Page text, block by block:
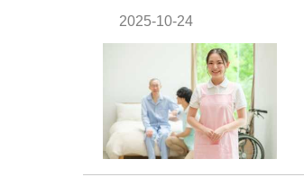
2025-10-24